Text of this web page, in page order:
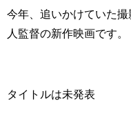
今年、追いかけていた撮
人監督の新作映画です。
タイトルは未発表